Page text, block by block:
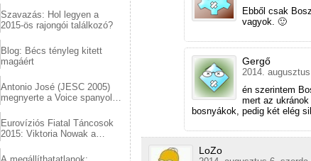
Szavazás: Hol legyen a
2015-ös rajongói találkozó?
Blog: Bécs tényleg kitett
magáért
Antonio José (JESC 2005)
megnyerte a Voice spanyol
Eurovíziós Fiatal Táncosok
2015: Viktoria Nowak a
Ebből csak
vagyok. 🙂
Gergő
2014.
én szerintem
mert az
bosnyákok, pedig két elég
LoZo